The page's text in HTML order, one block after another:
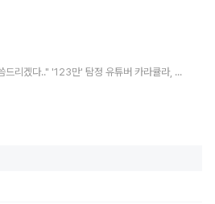
"사실대로 말씀드리겠다.." '123만' 탐정 유튜버 카라큘라, 최근 힘겹게 털어놓은 충격적인 근황